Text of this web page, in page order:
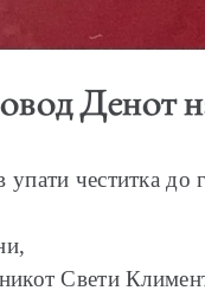
Денот
упати честитка
Свети